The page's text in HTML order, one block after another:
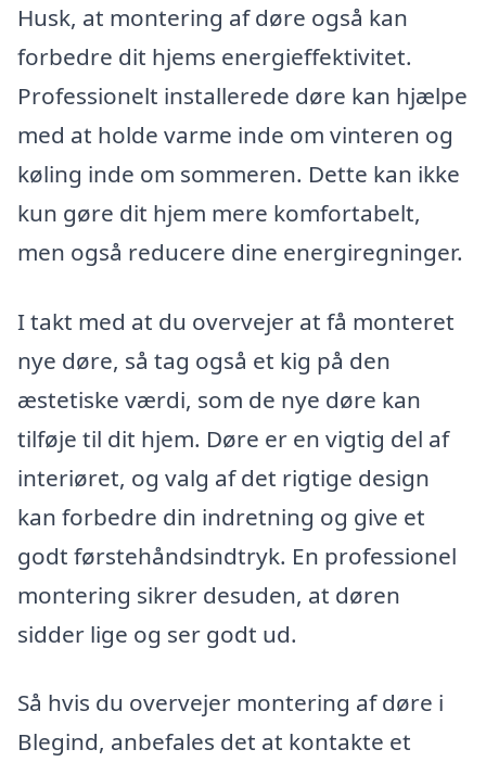
Husk, at montering af døre også kan
forbedre dit hjems energieffektivitet.
Professionelt installerede døre kan hjælpe
med at holde varme inde om vinteren og
køling inde om sommeren. Dette kan ikke
kun gøre dit hjem mere komfortabelt,
men også reducere dine energiregninger.
I takt med at du overvejer at få monteret
nye døre, så tag også et kig på den
æstetiske værdi, som de nye døre kan
tilføje til dit hjem. Døre er en vigtig del af
interiøret, og valg af det rigtige design
kan forbedre din indretning og give et
godt førstehåndsindtryk. En professionel
montering sikrer desuden, at døren
sidder lige og ser godt ud.
Så hvis du overvejer montering af døre i
Blegind, anbefales det at kontakte et